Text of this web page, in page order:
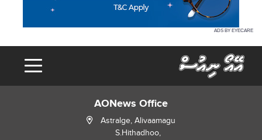
ADS BY EYECARE
AONews Office
Astralge, Alivaamagu
S.Hithadhoo,